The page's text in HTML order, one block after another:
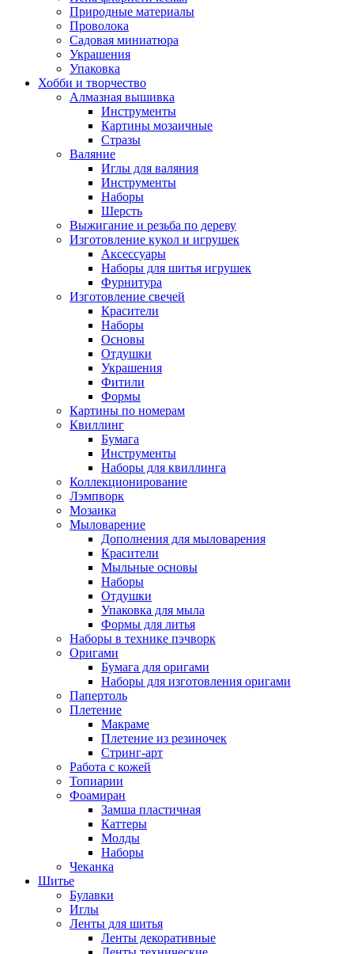
Природные материалы
Проволока
Садовая миниатюра
Украшения
Упаковка
Хобби и творчество
Алмазная вышивка
Инструменты
Картины мозаичные
Стразы
Валяние
Иглы для валяния
Инструменты
Наборы
Шерсть
Выжигание и резьба по дереву
Изготовление кукол и игрушек
Аксессуары
Наборы для шитья игрушек
Фурнитура
Изготовление свечей
Красители
Наборы
Основы
Отдушки
Украшения
Фитили
Формы
Картины по номерам
Квиллинг
Бумага
Инструменты
Наборы для квиллинга
Коллекционирование
Лэмпворк
Мозаика
Мыловарение
Дополнения для мыловарения
Красители
Мыльные основы
Наборы
Отдушки
Упаковка для мыла
Формы для литья
Наборы в технике пэчворк
Оригами
Бумага для оригами
Наборы для изготовления оригами
Папертоль
Плетение
Макраме
Плетение из резиночек
Стринг-арт
Работа с кожей
Топиарии
Фоамиран
Замша пластичная
Каттеры
Молды
Наборы
Чеканка
Шитье
Булавки
Иглы
Ленты для шитья
Ленты декоративные